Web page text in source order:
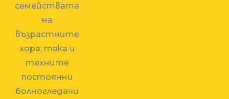
семействата
на
възрастните
хора, така и
техните
постоянни
болногледачи